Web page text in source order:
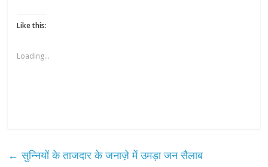
Like this:
Loading...
← सुन्नियों के ताजदार के जनाज़े में उमड़ा जन सैलाब